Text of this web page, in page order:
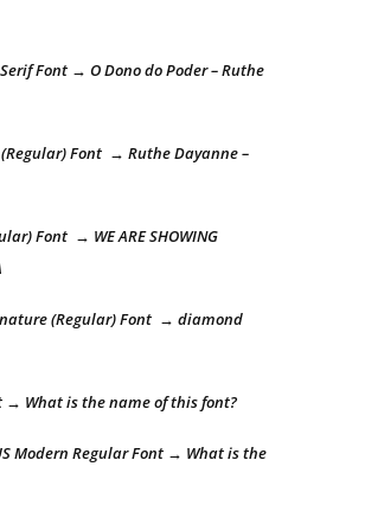
Serif Font → O Dono do Poder – Ruthe
Font → Ruthe Dayanne –
Font → WE ARE SHOWING
(Regular) Font → diamond
→ What is the name of this font?
Modern Regular Font → What is the